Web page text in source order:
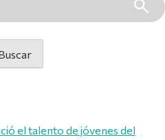
el talento de jóvenes del